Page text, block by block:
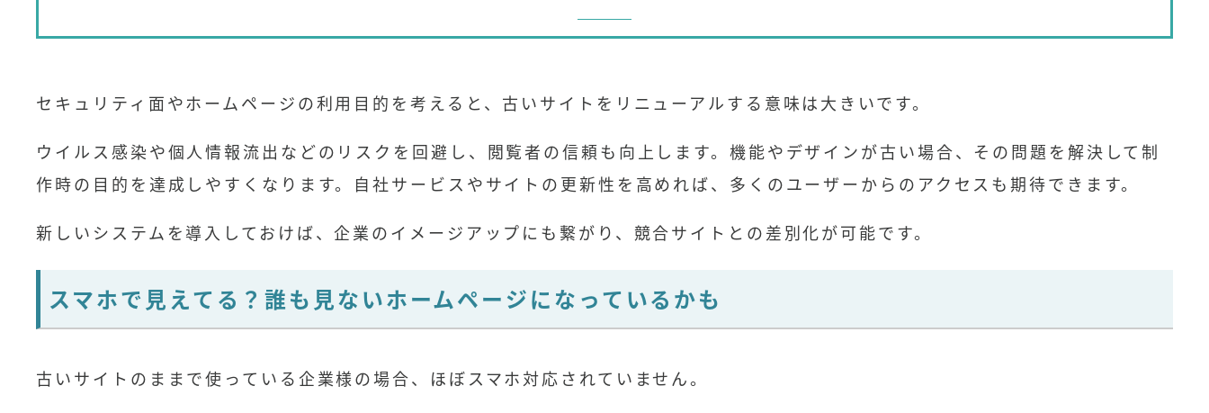
セキュリティ面やホームページの利用目的を考えると、古いサイトをリニューアルする意味は大きいです。
ウイルス感染や個人情報流出などのリスクを回避し、閲覧者の信頼も向上します。機能やデザインが古い場合、その問題を解決して制
作時の目的を達成しやすくなります。自社サービスやサイトの更新性を高めれば、多くのユーザーからのアクセスも期待できます。
新しいシステムを導入しておけば、企業のイメージアップにも繋がり、競合サイトとの差別化が可能です。
スマホで見えてる？誰も見ないホームページになっているかも
古いサイトのままで使っている企業様の場合、ほぼスマホ対応されていません。